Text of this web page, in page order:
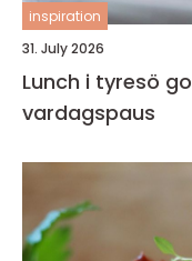
inspiration
31. July 2026
Lunch i tyresö god mat, enkla val och skön
vardagspaus